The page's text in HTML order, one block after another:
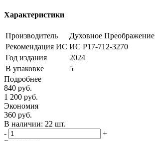
Характеристики
Производитель
Духовное Преображение
Рекомендация ИС ИС Р17-712-3270
Год издания
2024
В упаковке
5
Подробнее
840 руб.
1 200 руб.
Экономия
360 руб.
В наличии: 22 шт.
-
+